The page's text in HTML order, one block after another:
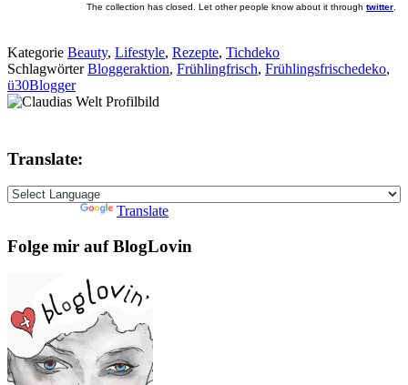
The collection has closed. Let other people know about it through twitter
Kategorie Beauty, Lifestyle, Rezepte, Tichdeko
SchlagwörterBloggeraktion, Frühlingfrisch, Frühlingsfrischedeko,
ü30Blogger
Translate:
Translate
Folge mir auf BlogLovin